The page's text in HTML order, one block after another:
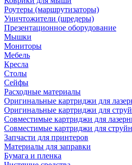
Роутеры (маршрутизаторы)
Уничтожители (шредеры)
Презентационное оборудование
Мышки
Мониторы
Мебель
Кресла
Столы
Сейфы
Расходные материалы
Оригинальные картриджи для
Оригинальные картриджи для
Совместимые картриджи для
Совместимые картриджи для
Запчасти для принтеров
Материалы для заправки
Бумага и пленка